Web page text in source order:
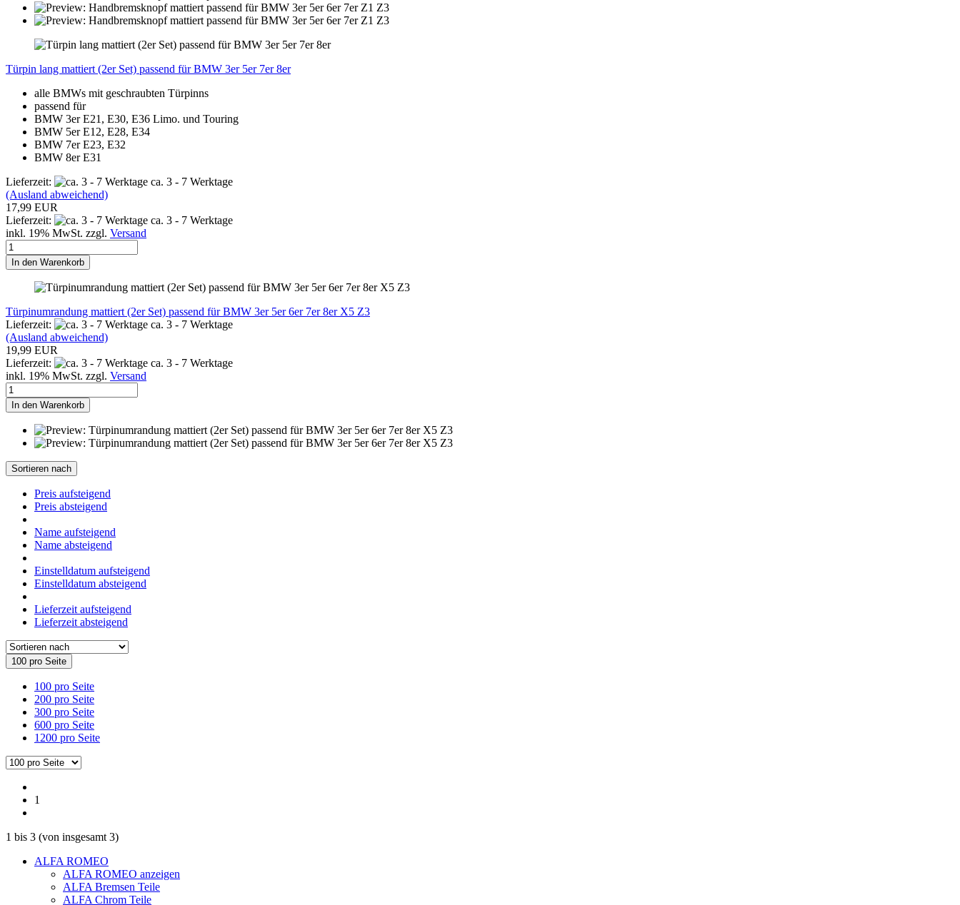
Türpin lang mattiert (2er Set) passend für BMW 3er 5er 7er 8er
alle BMWs mit geschraubten Türpinns
passend für
BMW 3er E21, E30, E36 Limo. und Touring
BMW 5er E12, E28, E34
BMW 7er E23, E32
BMW 8er E31
Lieferzeit:
ca. 3 - 7 Werktage
(Ausland abweichend)
17,99 EUR
Lieferzeit:
ca. 3 - 7 Werktage
inkl. 19% MwSt. zzgl. Versand
In den Warenkorb
Türpinumrandung mattiert (2er Set) passend für BMW 3er 5er 6er 7er 8er X5 Z3
Lieferzeit:
ca. 3 - 7 Werktage
(Ausland abweichend)
19,99 EUR
Lieferzeit:
ca. 3 - 7 Werktage
inkl. 19% MwSt. zzgl. Versand
In den Warenkorb
Sortieren nach
Preis aufsteigend
Preis absteigend
Name aufsteigend
Name absteigend
Einstelldatum aufsteigend
Einstelldatum absteigend
Lieferzeit aufsteigend
Lieferzeit absteigend
100 pro Seite
100 pro Seite
200 pro Seite
300 pro Seite
600 pro Seite
1200 pro Seite
1
1 bis 3 (von insgesamt 3)
ALFA ROMEO
ALFA ROMEO anzeigen
ALFA Bremsen Teile
ALFA Chrom Teile